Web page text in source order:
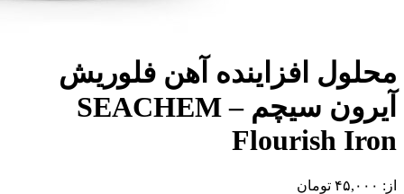
محلول افزاینده آهن فلوریش
آیرون سیچم – SEACHEM
Flourish Iron
از: ۴۵,۰۰۰ تومان